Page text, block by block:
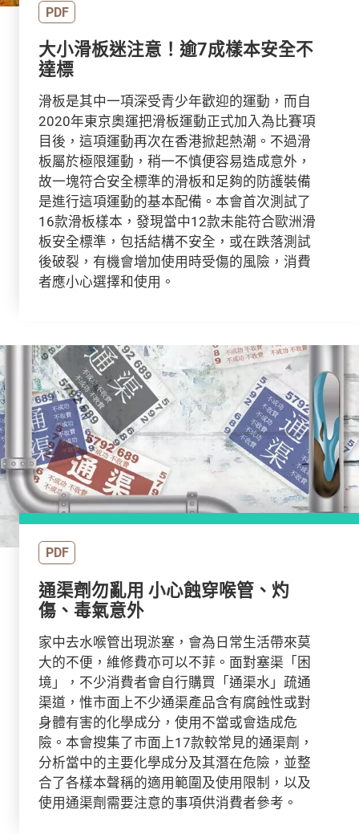
PDF
大小滑板迷注意！逾7成樣本安全不
達標
滑板是其中一項深受青少年歡迎的運動，而自
2020年東京奧運把滑板運動正式加入為比賽項
目後，這項運動再次在香港掀起熱潮。不過滑
板屬於極限運動，稍一不慎便容易造成意外，
故一塊符合安全標準的滑板和足夠的防護裝備
是進行這項運動的基本配備。本會首次測試了
16款滑板樣本，發現當中12款未能符合歐洲滑
板安全標準，包括結構不安全，或在跌落測試
後破裂，有機會增加使用時受傷的風險，消費
者應小心選擇和使用。
PDF
通渠劑勿亂用 小心蝕穿喉管、灼
傷、毒氣意外
家中去水喉管出現淤塞，會為日常生活帶來莫
大的不便，維修費亦可以不菲。面對塞渠「困
境」，不少消費者會自行購買「通渠水」疏通
渠道，惟市面上不少通渠產品含有腐蝕性或對
身體有害的化學成分，使用不當或會造成危
險。本會搜集了市面上17款較常見的通渠劑，
分析當中的主要化學成分及其潛在危險，並整
合了各樣本聲稱的適用範圍及使用限制，以及
使用通渠劑需要注意的事項供消費者參考。